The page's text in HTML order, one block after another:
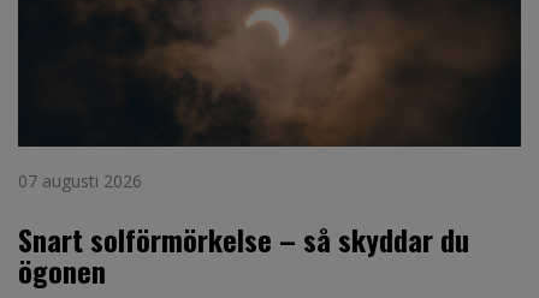
07 augusti 2026
Snart solförmörkelse – så skyddar du
ögonen